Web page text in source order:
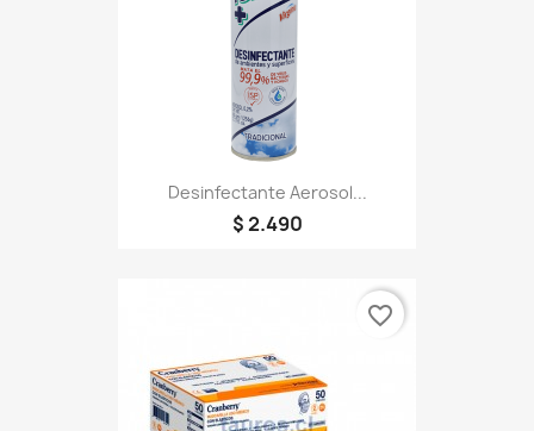
Desinfectante Aerosol...
$ 2.490
favorite_border